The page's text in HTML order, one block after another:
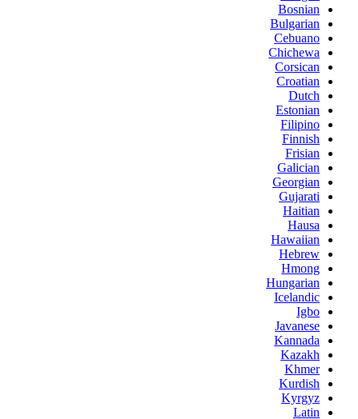
Bosnian
Bulgarian
Cebuano
Chichewa
Corsican
Croatian
Dutch
Estonian
Filipino
Finnish
Frisian
Galician
Georgian
Gujarati
Haitian
Hausa
Hawaiian
Hebrew
Hmong
Hungarian
Icelandic
Igbo
Javanese
Kannada
Kazakh
Khmer
Kurdish
Kyrgyz
Latin